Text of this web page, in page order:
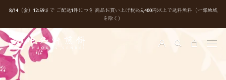
ッ
プ
し
て
コ
8/14（金）12:59まで ご配送1件につき 商品お買い上げ税込5,400円以上で送料無料（一部地域
を除く）